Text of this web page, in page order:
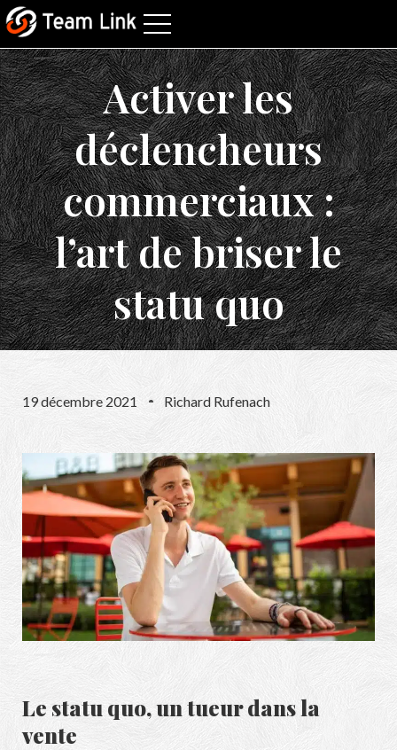
Activer les
déclencheurs
commerciaux :
l’art de briser le
statu quo
19 décembre 2021 Richard Rufenach
Le statu quo, un tueur dans la
vente